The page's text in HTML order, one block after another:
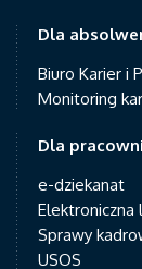
Dla
Biuro Karier i
Monitoring
Dla
e-dziekanat
Elektroniczna
Sprawy
USOS